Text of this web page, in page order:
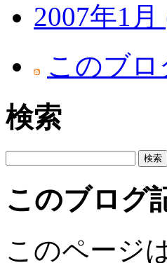
2007年1月
このブ
検索
このブログ
このページ